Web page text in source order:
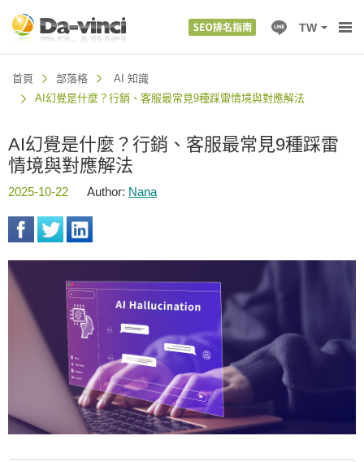
TW
首頁 部落格
AI 知識
AI幻覺是什麼？行銷、客服最常見9種踩雷情境與對應解法
AI幻覺是什麼？行銷、客服最常見9種踩雷
情境與對應解法
2025-10-22 Author: Nana